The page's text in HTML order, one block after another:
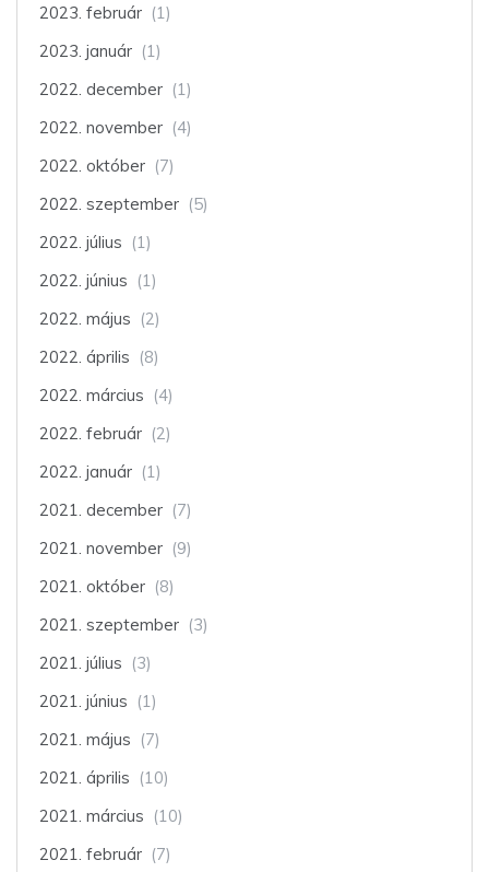
2023. február (1)
2023. január (1)
2022. december (1)
2022. november (4)
2022. október (7)
2022. szeptember (5)
2022. július (1)
2022. június (1)
2022. május (2)
2022. április (8)
2022. március (4)
2022. február (2)
2022. január (1)
2021. december (7)
2021. november (9)
2021. október (8)
2021. szeptember (3)
2021. július (3)
2021. június (1)
2021. május (7)
2021. április (10)
2021. március (10)
2021. február (7)